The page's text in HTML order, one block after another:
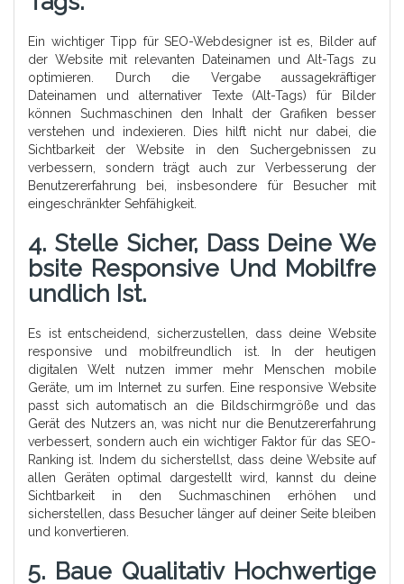
Ein wichtiger Tipp für SEO-Webdesigner ist es, Bilder auf
der Website mit relevanten Dateinamen und Alt-Tags zu
optimieren. Durch die Vergabe aussagekräftiger
Dateinamen und alternativer Texte (Alt-Tags) für Bilder
können Suchmaschinen den Inhalt der Grafiken besser
verstehen und indexieren. Dies hilft nicht nur dabei, die
Sichtbarkeit der Website in den Suchergebnissen zu
verbessern, sondern trägt auch zur Verbesserung der
Benutzererfahrung bei, insbesondere für Besucher mit
eingeschränkter Sehfähigkeit.
4. Stelle Sicher, Dass Deine We
Bsite Responsive Und Mobilfre
Undlich Ist.
Es ist entscheidend, sicherzustellen, dass deine Website
responsive und mobilfreundlich ist. In der heutigen
digitalen Welt nutzen immer mehr Menschen mobile
Geräte, um im Internet zu surfen. Eine responsive Website
passt sich automatisch an die Bildschirmgröße und das
Gerät des Nutzers an, was nicht nur die Benutzererfahrung
verbessert, sondern auch ein wichtiger Faktor für das SEO-
Ranking ist. Indem du sicherstellst, dass deine Website auf
allen Geräten optimal dargestellt wird, kannst du deine
Sichtbarkeit in den Suchmaschinen erhöhen und
sicherstellen, dass Besucher länger auf deiner Seite bleiben
und konvertieren.
5. Baue Qualitativ Hochwertige